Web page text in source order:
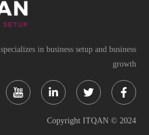
in business setup and business
growth
in f
Copyright ITQAN © 2024